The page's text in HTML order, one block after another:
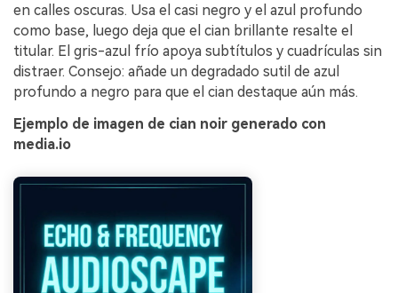
en calles oscuras. Usa el casi negro y el azul profundo
como base, luego deja que el cian brillante resalte el
titular. El gris-azul frío apoya subtítulos y cuadrículas sin
distraer. Consejo: añade un degradado sutil de azul
profundo a negro para que el cian destaque aún más.
Ejemplo de imagen de cian noir generado con
media.io